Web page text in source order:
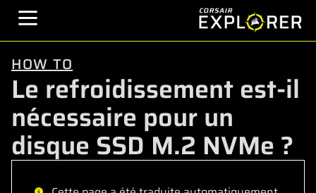
HOW TO
Le refroidissement est-il
nécessaire pour un
disque SSD M.2 NVMe ?